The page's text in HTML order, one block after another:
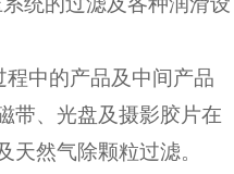
中的产品及中间产品
带、光盘及摄影胶片在
然气除颗粒过滤。